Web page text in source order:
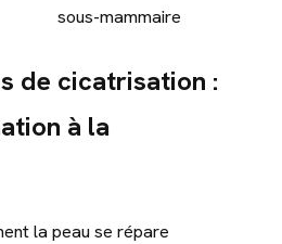
sous-mammaire
de cicatrisation :
à la
la peau se répare